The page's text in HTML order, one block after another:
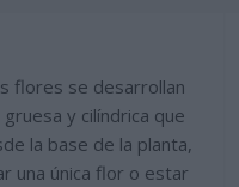
flores se desarrollan
y cilíndrica que
la base de la planta,
una única flor o estar